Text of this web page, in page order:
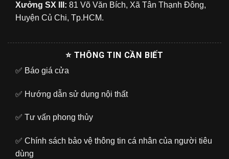
Xưởng SX III: 81 Võ Văn Bích, Xã Tân Thạnh Đông,
Huyện Củ Chi, Tp.HCM.
⭐ THÔNG TIN CẦN BIẾT
✅ Báo giá cửa
✅ Hướng dẫn sử dụng nội thất
✅ Tư vấn phong thủy
✅ Chính sách bảo vệ thông tin cá nhân của người tiêu
dùng